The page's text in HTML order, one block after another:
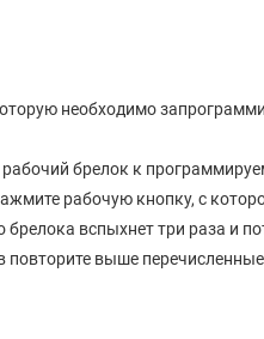
необходимо
рабочий брелок к
рабочую кнопку, с
вспыхнет три раза и
выше